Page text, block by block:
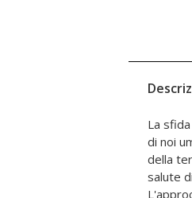
La
di noi
della
salute
di
città e